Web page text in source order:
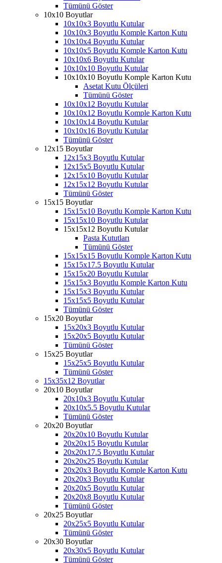
Tümünü Göster
10x10 Boyutlar
10x10x3 Boyutlu Kutular
10x10x3 Boyutlu Komple Karton Kutu
10x10x4 Boyutlu Kutular
10x10x5 Boyutlu Komple Karton Kutu
10x10x6 Boyutlu Kutular
10x10x10 Boyutlu Kutular
10x10x10 Boyutlu Komple Karton Kutu
Asetat Kutu Ölçüleri
Tümünü Göster
10x10x12 Boyutlu Kutular
10x10x12 Boyutlu Komple Karton Kutu
10x10x14 Boyutlu Kutular
10x10x16 Boyutlu Kutular
Tümünü Göster
12x15 Boyutlar
12x15x3 Boyutlu Kutular
12x15x5 Boyutlu Kutular
12x15x10 Boyutlu Kutular
12x15x12 Boyutlu Kutular
Tümünü Göster
15x15 Boyutlar
15x15x10 Boyutlu Komple Karton Kutu
15x15x10 Boyutlu Kutular
15x15x12 Boyutlu Kutular
Pasta Kututları
Tümünü Göster
15x15x15 Boyutlu Komple Karton Kutu
15x15x17.5 Boyutlu Kutular
15x15x20 Boyutlu Kutular
15x15x3 Boyutlu Komple Karton Kutu
15x15x3 Boyutlu Kutular
15x15x5 Boyutlu Kutular
Tümünü Göster
15x20 Boyutlar
15x20x3 Boyutlu Kutular
15x20x5 Boyutlu Kutular
Tümünü Göster
15x25 Boyutlar
15x25x5 Boyutlu Kutular
Tümünü Göster
15x35x12 Boyutlar
20x10 Boyutlar
20x10x3 Boyutlu Kutular
20x10x5.5 Boyutlu Kutular
Tümünü Göster
20x20 Boyutlar
20x20x10 Boyutlu Kutular
20x20x15 Boyutlu Kutular
20x20x17.5 Boyutlu Kutular
20x20x25 Boyutlu Kutular
20x20x3 Boyutlu Komple Karton Kutu
20x20x3 Boyutlu Kutular
20x20x5 Boyutlu Kutular
20x20x8 Boyutlu Kutular
Tümünü Göster
20x25 Boyutlar
20x25x5 Boyutlu Kutular
Tümünü Göster
20x30 Boyutlar
20x30x5 Boyutlu Kutular
Tümünü Göster